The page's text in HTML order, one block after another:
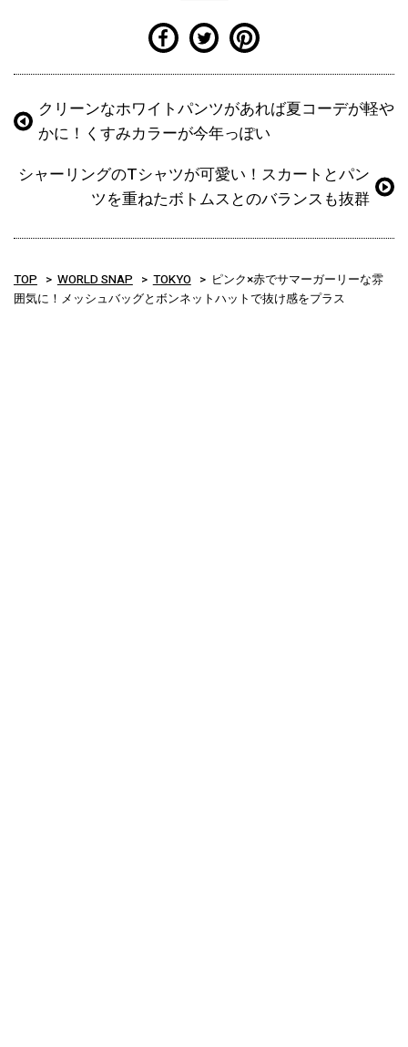
クリーンなホワイトパンツがあれば夏コーデが軽や
かに！くすみカラーが今年っぽい
シャーリングのTシャツが可愛い！スカートとパン
ツを重ねたボトムスとのバランスも抜群
TOP WORLD SNAP TOKYO
ピンク×赤でサマーガーリーな雰
囲気に！メッシュバッグとボンネットハットで抜け感をプラス